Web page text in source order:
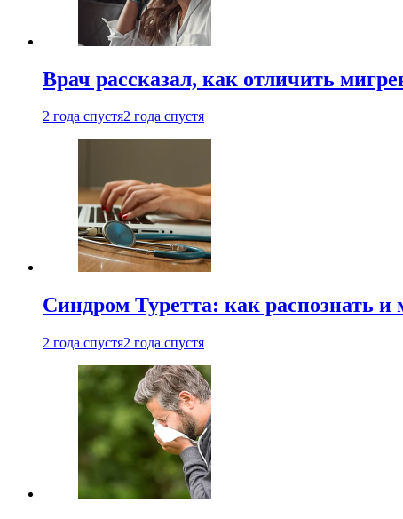
Врач рассказал, как отличить
2 года спустя2 года спустя
Синдром Туретта: как распознать
2 года спустя2 года спустя